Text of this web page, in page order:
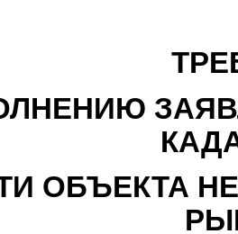
ОБЪЕКТА